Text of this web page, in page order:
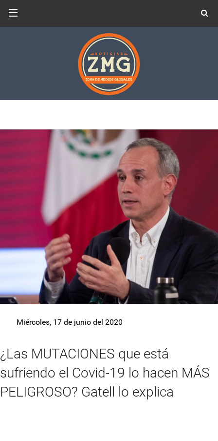
Miércoles, 17 de junio del 2020
¿Las MUTACIONES que está
sufriendo el Covid-19 lo hacen MÁS
PELIGROSO? Gatell lo explica